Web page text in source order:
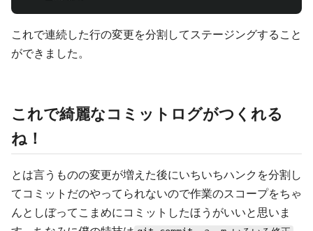
これで連続した行の変更を分割してステージングすること
ができました。
これで綺麗なコミットログがつくれる
ね！
とは言うものの変更が増えた後にいちいちハンクを分割し
てコミットだのやってられないので作業のスコープをちゃ
んとしぼってこまめにコミットしたほうがいいと思いま